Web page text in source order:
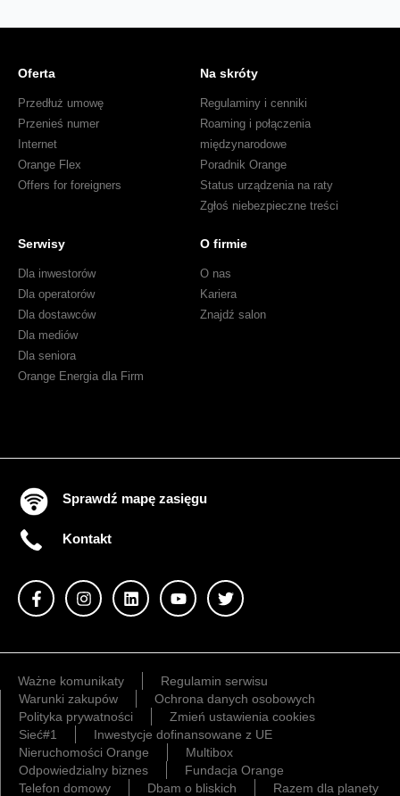
Oferta
Przedłuż umowę
Przenieś numer
Internet
Orange Flex
Offers for foreigners
Na skróty
Regulaminy i cenniki
Roaming i połączenia
międzynarodowe
Poradnik Orange
Status urządzenia na raty
Zgłoś niebezpieczne treści
Serwisy
Dla inwestorów
Dla operatorów
Dla dostawców
Dla mediów
Dla seniora
Orange Energia dla Firm
O firmie
O nas
Kariera
Znajdź salon
Sprawdź mapę zasięgu
Kontakt
Ważne komunikaty
Regulamin serwisu
Warunki zakupów
Ochrona danych osobowych
Polityka prywatności
Zmień ustawienia cookies
Sieć#1
Inwestycje dofinansowane z UE
Nieruchomości Orange
Multibox
Odpowiedzialny biznes
Fundacja Orange
Telefon domowy
Dbam o bliskich Razem dla planety